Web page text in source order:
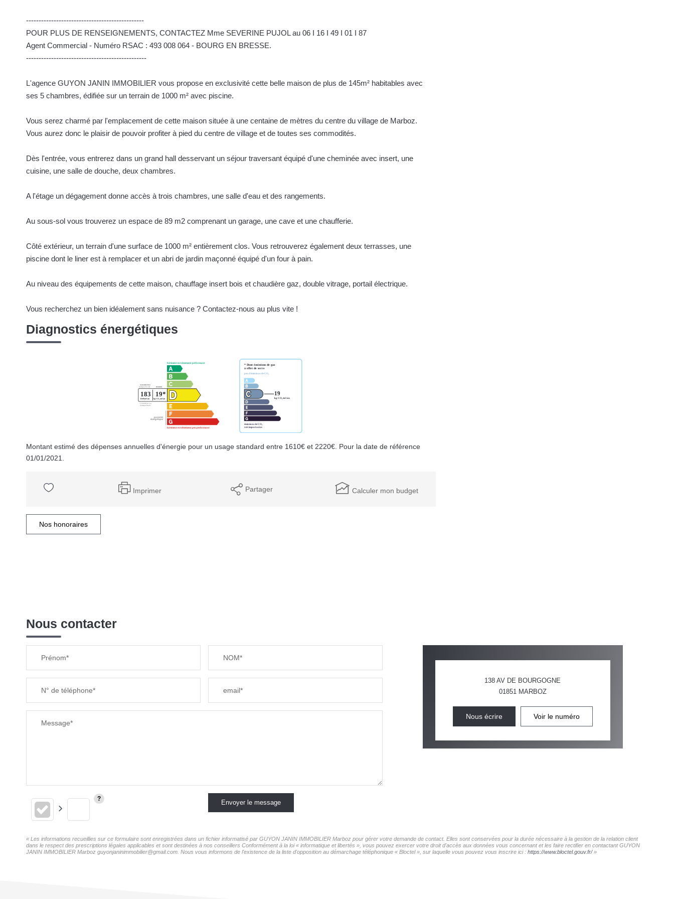
-----------------------------------------------
POUR PLUS DE RENSEIGNEMENTS, CONTACTEZ Mme SEVERINE PUJOL au 06 I 16 I 49 I 01 I 87
Agent Commercial - Numéro RSAC : 493 008 064 - BOURG EN BRESSE.
------------------------------------------------
L'agence GUYON JANIN IMMOBILIER vous propose en exclusivité cette belle maison de plus de 145m² habitables avec
ses 5 chambres, édifiée sur un terrain de 1000 m² avec piscine.
Vous serez charmé par l'emplacement de cette maison située à une centaine de mètres du centre du village de Marboz.
Vous aurez donc le plaisir de pouvoir profiter à pied du centre de village et de toutes ses commodités.
Dès l'entrée, vous entrerez dans un grand hall desservant un séjour traversant équipé d'une cheminée avec insert, une
cuisine, une salle de douche, deux chambres.
A l'étage un dégagement donne accès à trois chambres, une salle d'eau et des rangements.
Au sous-sol vous trouverez un espace de 89 m2 comprenant un garage, une cave et une chaufferie.
Côté extérieur, un terrain d'une surface de 1000 m² entièrement clos. Vous retrouverez également deux terrasses, une
piscine dont le liner est à remplacer et un abri de jardin maçonné équipé d'un four à pain.
Au niveau des équipements de cette maison, chauffage insert bois et chaudière gaz, double vitrage, portail électrique.
Vous recherchez un bien idéalement sans nuisance ? Contactez-nous au plus vite !
Diagnostics énergétiques
Montant estimé des dépenses annuelles d'énergie pour un usage standard entre 1610€ et 2220€. Pour la date de référence
01/01/2021.
Imprimer Partager Calculer mon budget
Nos honoraires
Nous contacter
Prénom* NOM*
N° de téléphone* email*
Message*
Envoyer le message
138 AV DE BOURGOGNE
01851 MARBOZ
Nous écrire Voir le numéro
« Les informations recueillies sur ce formulaire sont enregistrées dans un fichier informatisé par GUYON JANIN IMMOBILIER Marboz pour gérer votre demande de contact. Elles sont conservées pour la durée nécessaire à la gestion de la relation client
dans le respect des prescriptions légales applicables et sont destinées à nos conseillers Conformément à la loi « informatique et libertés », vous pouvez exercer votre droit d'accès aux données vous concernant et les faire rectifier en contactant GUYON
JANIN IMMOBILIER Marboz guyonjaninimmobilier@gmail.com. Nous vous informons de l'existence de la liste d'opposition au démarchage téléphonique « Bloctel », sur laquelle vous pouvez vous inscrire ici : https://www.bloctel.gouv.fr/»